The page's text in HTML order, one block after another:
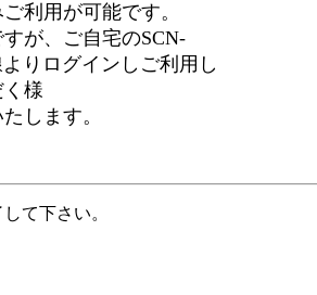
利用が可能です。
が、ご自宅のSCN-
りログインしご利用し
様
します。
て下さい。